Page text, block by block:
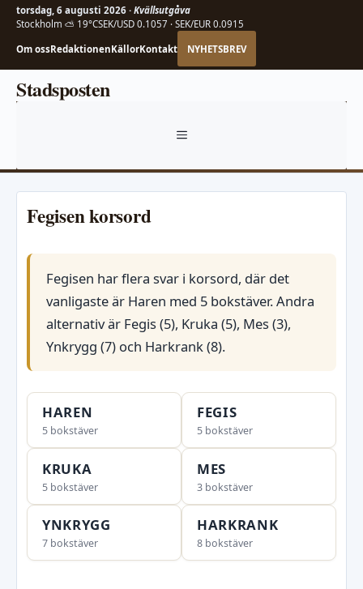
torsdag, 6 augusti 2026 · Kvällsutgåva
Stockholm ⛅ 19°CSEK/USD 0.1057 · SEK/EUR 0.0915
Om ossRedaktionenKällorKontakt NYHETSBREV
HoppaStadsposten
MENY
Fegisen korsord
Fegisen har flera svar i korsord, där det
vanligaste är Haren med 5 bokstäver. Andra
alternativ är Fegis (5), Kruka (5), Mes (3),
Ynkrygg (7) och Harkrank (8).
HAREN
5 bokstäver
FEGIS
5 bokstäver
KRUKA
5 bokstäver
MES
3 bokstäver
YNKRYGG
7 bokstäver
HARKRANK
8 bokstäver